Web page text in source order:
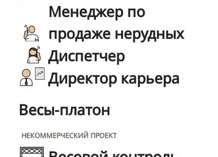
Менеджер по
продаже нерудных
Диспетчер
Директор карьера
Весы-платон
НЕКОММЕРЧЕСКИЙ ПРОЕКТ